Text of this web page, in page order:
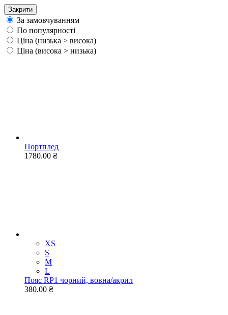
Закрити
За замовчуванням
По популярності
Ціна (низька > висока)
Ціна (висока > низька)
Портплед
1780.00 ₴
XS
S
M
L
Пояс RP1 чорний, вовна/акрил
380.00 ₴